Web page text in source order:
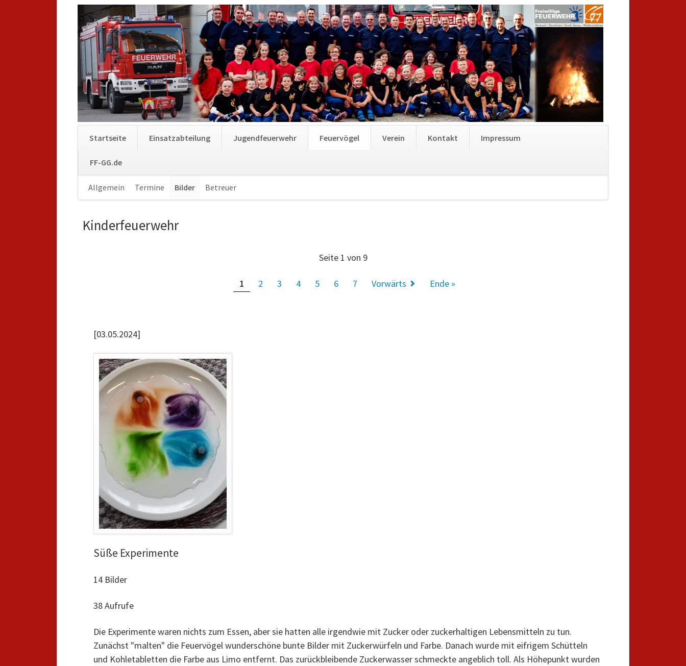
Startseite Einsatzabteilung Jugendfeuerwehr Feuervögel Verein Kontakt Impressum
FF-GG.de
überspringen
überspringen
Allgemein Termine Bilder Betreuer
Kinderfeuerwehr
Seite 1 von 9
1 2 3 4 5 6 7 Vorwärts Ende »
[03.05.2024]
Süße Experimente
14 Bilder
38 Aufrufe
Die Experimente waren nichts zum Essen, aber sie hatten alle irgendwie mit Zucker oder zuckerhaltigen Lebensmitteln zu tun.
Zunächst "malten" die Feuervögel wunderschöne bunte Bilder mit Zuckerwürfeln und Farbe. Danach wurde mit eifrigem Schütteln
und Kohletabletten die Farbe aus Limo entfernt. Das zurückbleibende Zuckerwasser schmeckte angeblich toll. Als Höhepunkt wurden